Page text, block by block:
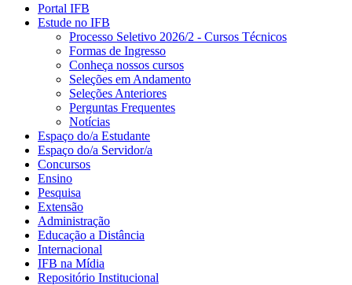
Portal IFB
Estude no IFB
Processo Seletivo 2026/2 - Cursos Técnicos
Formas de Ingresso
Conheça nossos cursos
Seleções em Andamento
Seleções Anteriores
Perguntas Frequentes
Notícias
Espaço do/a Estudante
Espaço do/a Servidor/a
Concursos
Ensino
Pesquisa
Extensão
Administração
Educação a Distância
Internacional
IFB na Mídia
Repositório Institucional